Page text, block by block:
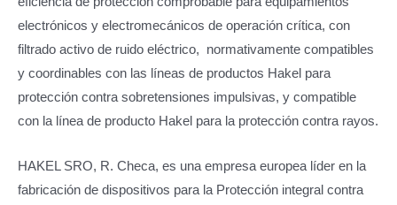
electrónicos y electromecánicos de operación crítica, con
filtrado activo de ruido eléctrico, normativamente compatibles
y coordinables con las líneas de productos Hakel para
protección contra sobretensiones impulsivas, y compatible
con la línea de producto Hakel para la protección contra rayos.
HAKEL SRO, R. Checa, es una empresa europea líder en la
fabricación de dispositivos para la Protección integral contra